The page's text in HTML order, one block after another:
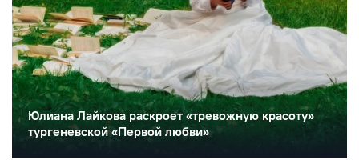
Юлиана Лайкова раскроет «тревожную красоту»
тургеневской «Первой любви»